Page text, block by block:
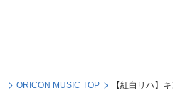
ORICON MUSIC TOP 【紅白リハ】